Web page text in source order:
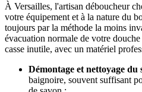
À Versailles, l'artisan déboucheur
votre équipement et à la nature du
toujours par la méthode la moins
évacuation normale de votre
casse inutile, avec un matériel
Démontage et nettoyage du
baignoire, souvent suffisant